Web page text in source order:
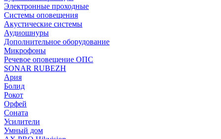
Электронные проходные
Системы оповещения
Акустические системы
Аудиошнуры
Дополнительное оборудование
Микрофоны
Речевое оповещение ОПС
SONAR RUBEZH
Ария
Болид
Рокот
Орфей
Соната
Усилители
Умный дом